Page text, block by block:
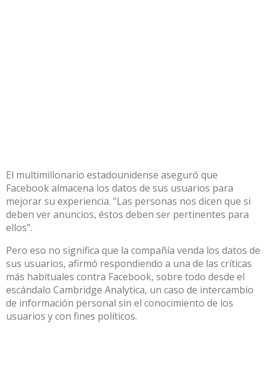
El multimillonario estadounidense aseguró que
Facebook almacena los datos de sus usuarios para
mejorar su experiencia. ”Las personas nos dicen que si
deben ver anuncios, éstos deben ser pertinentes para
ellos”.
Pero eso no significa que la compañía venda los datos de
sus usuarios, afirmó respondiendo a una de las críticas
más habituales contra Facebook, sobre todo desde el
escándalo Cambridge Analytica, un caso de intercambio
de información personal sin el conocimiento de los
usuarios y con fines políticos.